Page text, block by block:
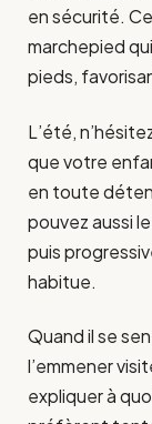
en sécurité.
marchepied
pieds,
L’été,
que votre
en toute
pouvez aussi
puis
habitue.
Quand il se
l’emmener
expliquer à